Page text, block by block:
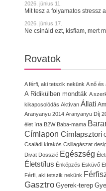
2026. június 11.
Mit tesz a folyamatos stressz
2026. június 17.
Ne csináld ezt, kisfiam, mert
Rovatok
A férfi, aki tetszik nekünk A nő és
A Ridikülben mondták A
kikapcsolódás Aktívan Állati
Aranyanyu 2014 Aranyanyu Díj
élet írta B2W Baba-mama
Címlapon Címlapsztori
Családi kirakós Csillagászat
Divat Dosszié Egészség
Életstílus Énképzés Esküvő
Férfi, aki tetszik nekünk
Gasztro Gyerek-terep